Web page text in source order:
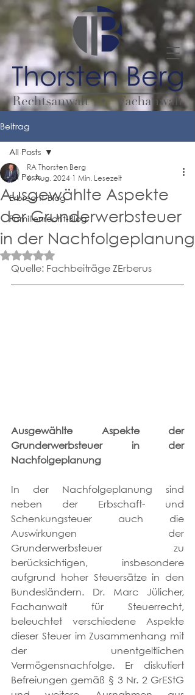
Beitrag
All Posts
Erbrecht-Blog
Familienrecht-Blog
All Posts
Ausgewählte Aspekte
der Grunderwerbsteuer
in der Nachfolgeplanung
RA Thorsten Berg
6. Aug. 2024 1 Min. Lesezeit
Mit NaN von 5 Sternen bewertet.
Quelle: Fachbeiträge ZErberus
Ausgewählte Aspekte der
Grunderwerbsteuer in der
Nachfolgeplanung
In der Nachfolgeplanung sind
neben der Erbschaft- und
Schenkungsteuer auch die
Auswirkungen der
Grunderwerbsteuer zu
berücksichtigen, insbesondere
aufgrund hoher Steuersätze in den
Bundesländern. Dr. Marc Jülicher,
Fachanwalt für Steuerrecht,
beleuchtet verschiedene Aspekte
dieser Steuer im Zusammenhang mit
der unentgeltlichen
Vermögensnachfolge. Er diskutiert
Befreiungen gemäß § 3 Nr. 2 GrEStG